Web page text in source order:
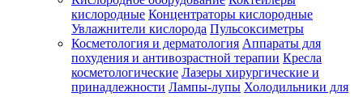
Зарегистрироваться
кислородные Концентраторы кислородные
Увлажнители кислорода Пульсоксиметры
Косметология и дерматология Аппараты для
похудения и антивозрастной терапии Кресла
косметологические Лазеры хирургические и
принадлежности Лампы-лупы Холодильники для